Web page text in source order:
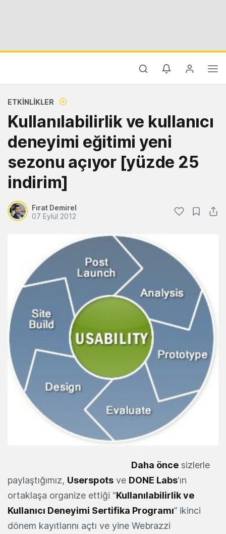
ETKINLIKLER
Kullanılabilirlik ve kullanıcı
deneyimi eğitimi yeni
sezonu açıyor [yüzde 25
indirim]
Fırat Demirel
07 Eylül 2012
Daha önce sizlerle
paylaştığımız, Userspots ve DONE Labs'ın
ortaklaşa organize ettiği “Kullanılabilirlik ve
Kullanıcı Deneyimi Sertifika Programı” ikinci
dönem kayıtlarını açtı ve yine Webrazzi